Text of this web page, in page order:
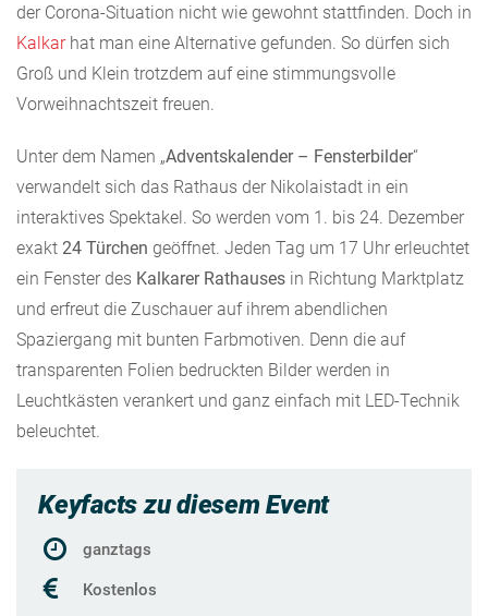
der Corona-Situation nicht wie gewohnt stattfinden. Doch in
Kalkarhat man eine Alternative gefunden. So dürfen sich
Groß und Klein trotzdem auf eine stimmungsvolle
Vorweihnachtszeit freuen.
Unter dem Namen „Adventskalender – Fensterbilder“
verwandelt sich das Rathaus der Nikolaistadt in ein
interaktives Spektakel. So werden vom 1. bis 24. Dezember
exakt 24 Türchen geöffnet. Jeden Tag um 17 Uhr erleuchtet
ein Fenster des Kalkarer Rathauses in Richtung Marktplatz
und erfreut die Zuschauer auf ihrem abendlichen
Spaziergang mit bunten Farbmotiven. Denn die auf
transparenten Folien bedruckten Bilder werden in
Leuchtkästen verankert und ganz einfach mit LED-Technik
beleuchtet.
Keyfacts zu diesem Event
ganztags
Kostenlos